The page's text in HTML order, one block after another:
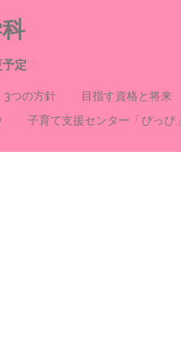
定
3つの方針 目指す資格と将来
子育て支援センター「ぴっぴ」